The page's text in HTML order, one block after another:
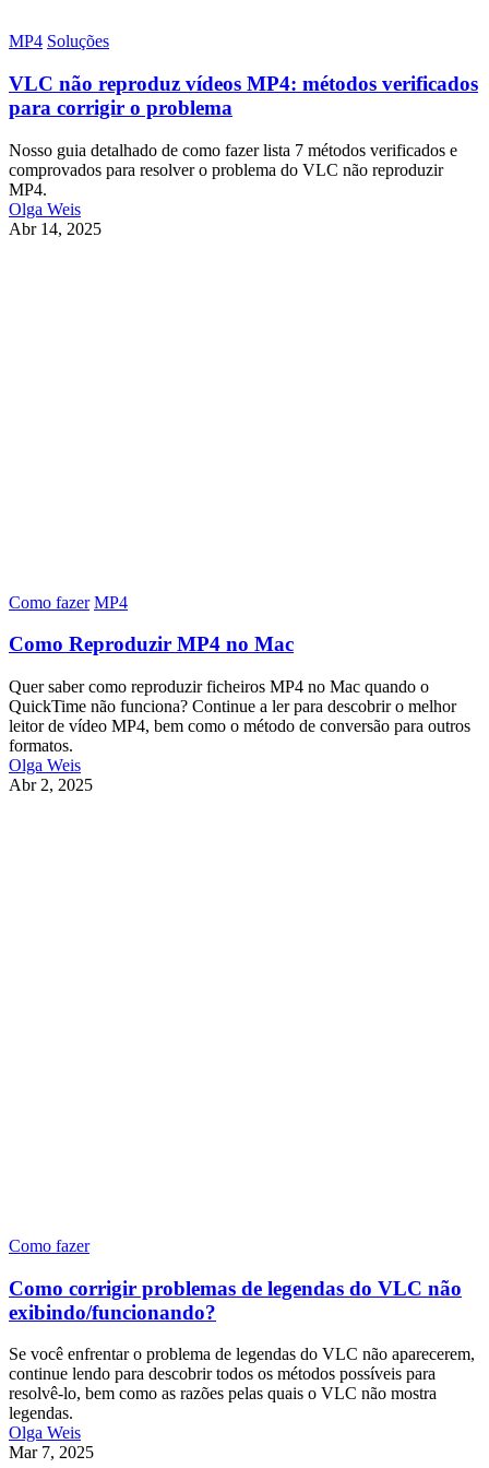
MP4 Soluções
VLC não reproduz vídeos MP4: métodos verificados
para corrigir o problema
Nosso guia detalhado de como fazer lista 7 métodos verificados e
comprovados para resolver o problema do VLC não reproduzir
MP4.
Olga Weis
Abr 14, 2025
Como fazer MP4
Como Reproduzir MP4 no Mac
Quer saber como reproduzir ficheiros MP4 no Mac quando o
QuickTime não funciona? Continue a ler para descobrir o melhor
leitor de vídeo MP4, bem como o método de conversão para outros
formatos.
Olga Weis
Abr 2, 2025
Como fazer
Como corrigir problemas de legendas do VLC não
exibindo/funcionando?
Se você enfrentar o problema de legendas do VLC não aparecerem,
continue lendo para descobrir todos os métodos possíveis para
resolvê-lo, bem como as razões pelas quais o VLC não mostra
legendas.
Olga Weis
Mar 7, 2025